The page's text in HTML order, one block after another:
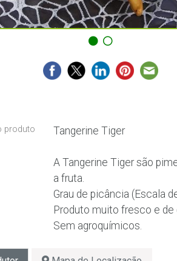
produto Tangerine Tiger
A Tangerine Tiger são
a fruta.
Grau de picância (Escala
Produto muito fresco e de
Sem agroquímicos.